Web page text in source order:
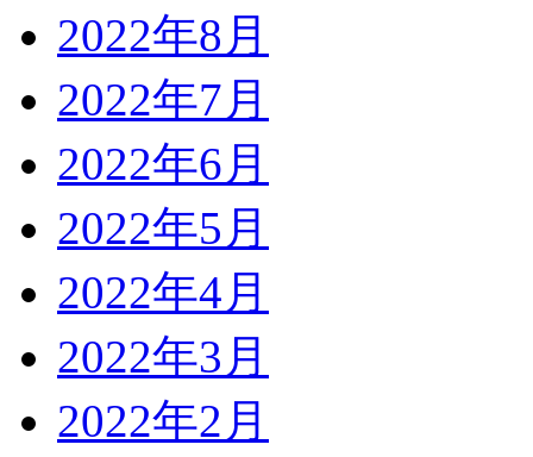
2022年8月
2022年7月
2022年6月
2022年5月
2022年4月
2022年3月
2022年2月